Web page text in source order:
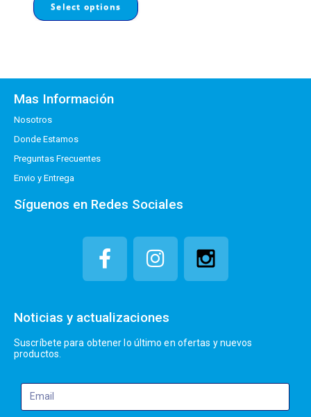
Select options
Mas Información
Nosotros
Donde Estamos
Preguntas Frecuentes
Envio y Entrega
Síguenos en Redes Sociales
Noticias y actualizaciones
Suscríbete para obtener lo último en ofertas y nuevos
productos.